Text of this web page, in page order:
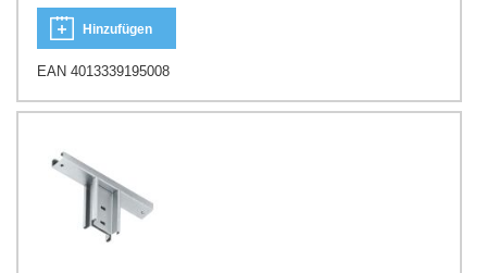
Hinzufügen
EAN 4013339195008